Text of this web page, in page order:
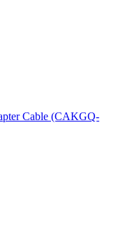
Cable (CAKGQ-